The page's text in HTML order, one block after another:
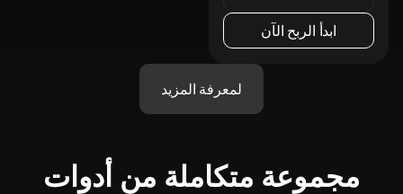
ابدأ الربح الآن
لمعرفة المزيد
مجموعة متكاملة من أدوات